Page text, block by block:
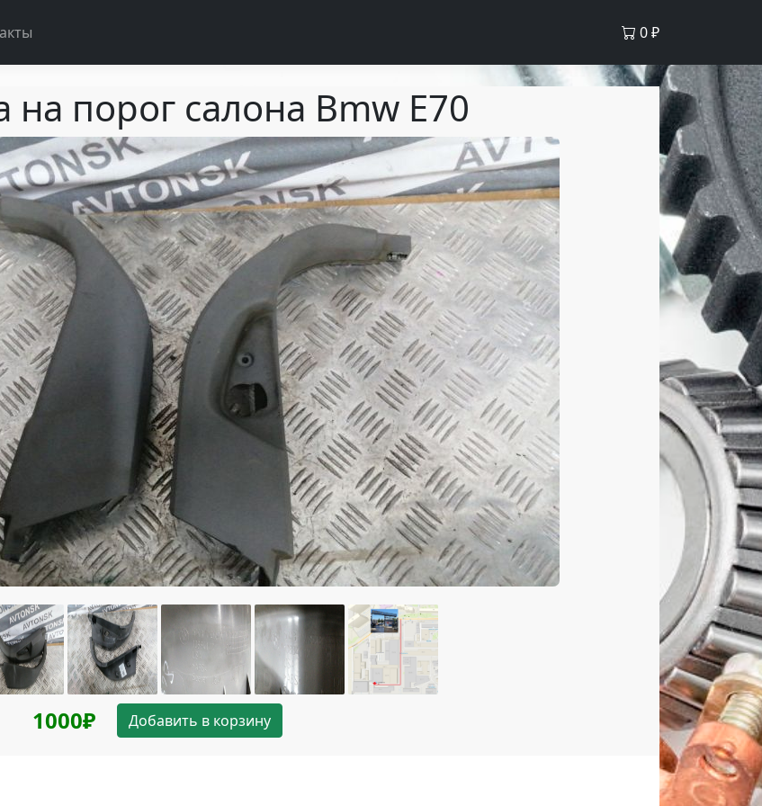
0₽
на порог салона Bmw E70
1000₽ Добавить в корзину